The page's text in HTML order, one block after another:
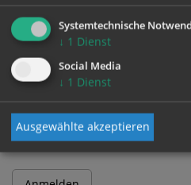
Benutzername
Systemtechnische
↓ 1 Dienst
Social Media
↓ 1 Dienst
Ausgewählte akzeptieren